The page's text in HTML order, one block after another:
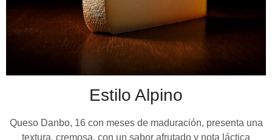
Estilo Alpino
Queso Danbo, 16 con meses de maduración, presenta una
textura, cremosa, con un sabor afrutado y nota láctica